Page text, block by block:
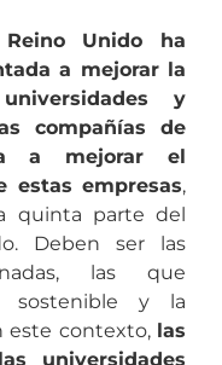
Unido ha
a mejorar la
y
compañías de
a mejorar el
estas empresas,
quinta parte del
Deben ser las
las que
sostenible y la
este contexto, las
universidades